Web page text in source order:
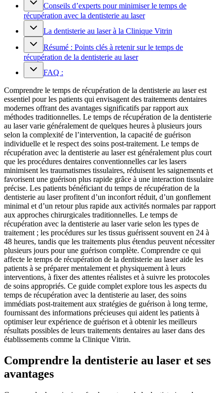
Conseils d’experts pour minimiser le temps de
récupération avec la dentisterie au laser
La dentisterie au laser à la Clinique Vitrin
Résumé : Points clés à retenir sur le temps de
récupération de la dentisterie au laser
FAQ :
Comprendre le temps de récupération de la dentisterie au laser est
essentiel pour les patients qui envisagent des traitements dentaires
modernes offrant des avantages significatifs par rapport aux
méthodes traditionnelles. Le temps de récupération de la dentisterie
au laser varie généralement de quelques heures à plusieurs jours
selon la complexité de l’intervention, la capacité de guérison
individuelle et le respect des soins post-traitement. Le temps de
récupération avec la dentisterie au laser est généralement plus court
que les procédures dentaires conventionnelles car les lasers
minimisent les traumatismes tissulaires, réduisent les saignements et
favorisent une guérison plus rapide grâce à une interaction tissulaire
précise. Les patients bénéficiant du temps de récupération de la
dentisterie au laser profitent d’un inconfort réduit, d’un gonflement
minimal et d’un retour plus rapide aux activités normales par rapport
aux approches chirurgicales traditionnelles. Le temps de
récupération avec la dentisterie au laser varie selon les types de
traitement ; les procédures sur les tissus guérissent souvent en 24 à
48 heures, tandis que les traitements plus étendus peuvent nécessiter
plusieurs jours pour une guérison complète. Comprendre ce qui
affecte le temps de récupération de la dentisterie au laser aide les
patients à se préparer mentalement et physiquement à leurs
interventions, à fixer des attentes réalistes et à suivre les protocoles
de soins appropriés. Ce guide complet explore tous les aspects du
temps de récupération avec la dentisterie au laser, des soins
immédiats post-traitement aux stratégies de guérison à long terme,
fournissant des informations précieuses qui aident les patients à
optimiser leur expérience de guérison et à obtenir les meilleurs
résultats possibles de leurs traitements dentaires au laser dans des
établissements comme la Clinique Vitrin.
Comprendre la dentisterie au laser et ses
avantages